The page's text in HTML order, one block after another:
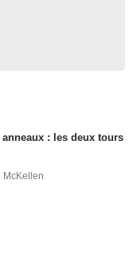
: les deux tours
McKellen